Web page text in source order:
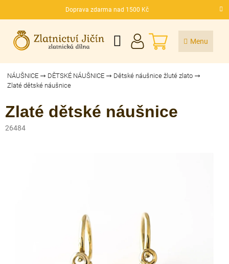
Doprava zdarma nad 1500 Kč
CZK
NÁKUPNÍ
KOŠÍK
NÁUŠNICE DĚTSKÉ NÁUŠNICE
Dětské náušnice žluté zlato
Zlaté dětské náušnice
Zlaté dětské náušnice
26484